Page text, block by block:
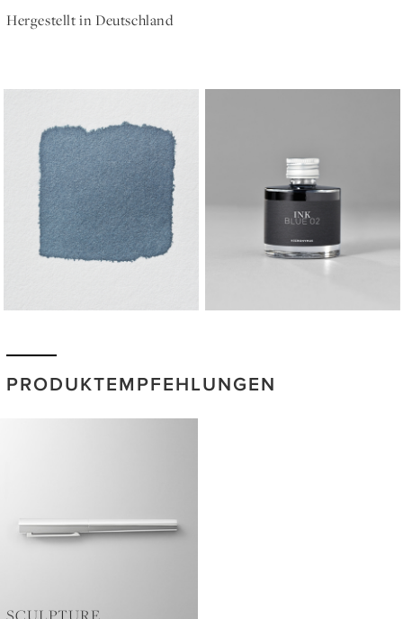
Hergestellt in Deutschland
PRODUKTEMPFEHLUNGEN